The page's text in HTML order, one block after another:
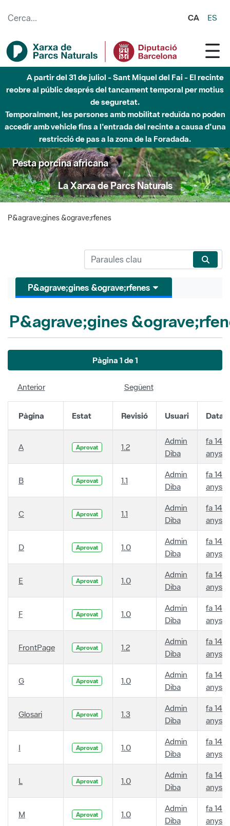
CA ES
A partir del 31 de juliol - Sant Miquel del Fai - El recinte
reobre al públic després del tancament temporal per motius
de seguretat.
Temporalment, les persones amb mobilitat reduïda no poden
accedir amb vehicle fins a l'entrada del recinte a causa d'una
restricció de pas a la zona de la Foradada.
Pesta porcina africana
La Xarxa de Parcs Naturals
P&agrave;gines &ograve;rfenes
P&agrave;gines &ograve;rfenes
P&agrave;gines
Pàgina 1 de 1
Anterior Següent
Pàgina Estat Revisió Usuari Data
A Aprovat 1.2
Admin
Diba
fa 14
anys
B Aprovat 1.1
Admin
Diba
fa 14
anys
C Aprovat 1.1
Admin
Diba
fa 14
anys
D Aprovat 1.0
Admin
Diba
fa 14
anys
E Aprovat 1.0
Admin
Diba
fa 14
anys
F Aprovat 1.0
Admin
Diba
fa 14
anys
FrontPage Aprovat 1.2
Admin
Diba
fa 14
anys
G Aprovat 1.0
Admin
Diba
fa 14
anys
Glosari Aprovat 1.3
Admin
Diba
fa 14
anys
I Aprovat 1.0
Admin
Diba
fa 14
anys
L Aprovat 1.0
Admin
Diba
fa 14
anys
M Aprovat 1.0
Admin
Diba
fa 14
anys